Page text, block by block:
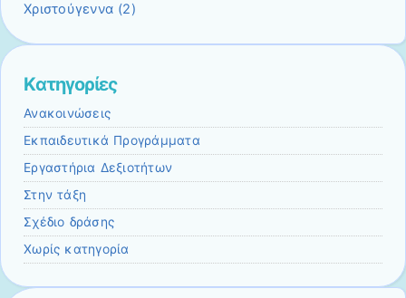
Χριστούγεννα (2)
Kατηγορίες
Ανακοινώσεις
Εκπαιδευτικά Προγράμματα
Εργαστήρια Δεξιοτήτων
Στην τάξη
Σχέδιο δράσης
Χωρίς κατηγορία